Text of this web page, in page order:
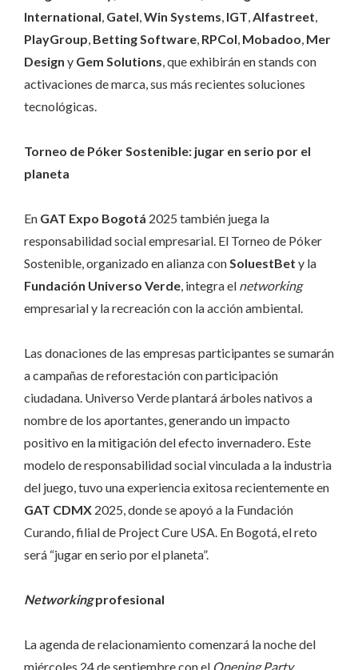
International Gatel Win Systems IGT Alfastreet
PlayGroup Betting Software RPCol Mobadoo Mer
Design y Gem Solutions , que exhibirán en stands con
activaciones de marca, sus más recientes soluciones
tecnológicas.
Torneo de Póker Sostenible: jugar en serio por el
planeta
En GAT Expo Bogotá 2025 también juega la
responsabilidad social empresarial. El Torneo de Póker
Sostenible, organizado en alianza con SoluestBet y la
Fundación Universo Verde , integra el networking
empresarial y la recreación con la acción ambiental.
Las donaciones de las empresas participantes se sumarán
a campañas de reforestación con participación
ciudadana. Universo Verde plantará árboles nativos a
nombre de los aportantes, generando un impacto
positivo en la mitigación del efecto invernadero. Este
modelo de responsabilidad social vinculada a la industria
del juego, tuvo una experiencia exitosa recientemente en
GAT CDMX 2025, donde se apoyó a la Fundación
Curando, filial de Project Cure USA. En Bogotá, el reto
será “jugar en serio por el planeta”.
Networkingprofesional
La agenda de relacionamiento comenzará la noche del
miércoles 24 de septiembre con el Opening Party